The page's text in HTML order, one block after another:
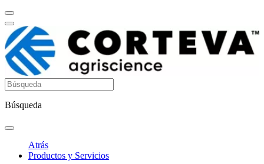
Búsqueda
Atrás
Productos y Servicios